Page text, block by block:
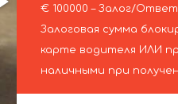
€ 100000 – Залог/
Залоговая сумма
карте водителя ИЛИ
наличными при